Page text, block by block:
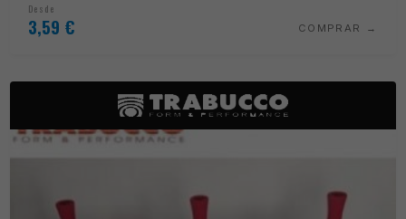
Desde
3,59 € COMPRAR